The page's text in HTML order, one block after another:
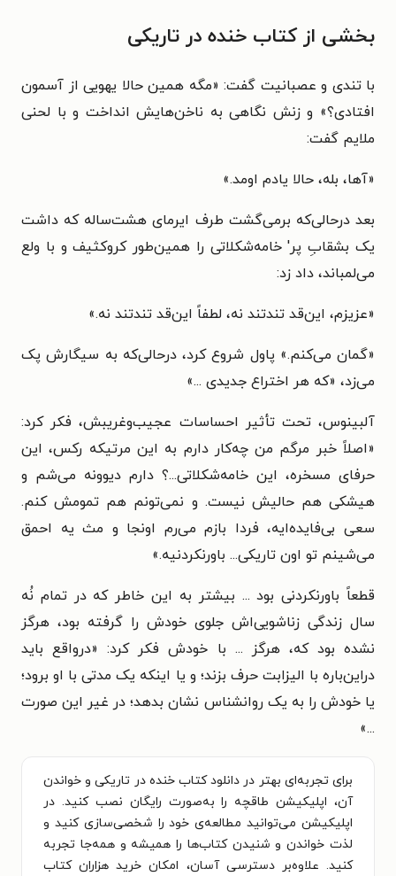
بخشی از کتاب خنده در تاریکی
با تندی و عصبانیت گفت: «مگه همین حالا یهویی از آسمون
افتادی؟» و زنش نگاهی به ناخن‌هایش انداخت و با لحنی
ملایم گفت:
«آها، بله، حالا یادم اومد.»
بعد درحالی‌که برمی‌گشت طرف ایرمای هشت‌ساله که داشت
یک بشقابِ پر' خامه‌شکلاتی را همین‌طور کروکثیف و با ولع
می‌لمباند، داد زد:
«عزیزم، این‌قد تندتند نه، لطفاً این‌قد تندتند نه.»
«گمان می‌کنم.» پاول شروع کرد، درحالی‌که به سیگارش پک
می‌زد، «که هر اختراع جدیدی ...»
آلبینوس، تحت تأثیر احساسات عجیب‌وغریبش، فکر کرد:
«اصلاً خبر مرگم من چه‌کار دارم به این مرتیکه رکس، این
حرفای مسخره، این خامه‌شکلاتی...؟ دارم دیوونه می‌شم و
هیشکی هم حالیش نیست. و نمی‌تونم هم تمومش کنم.
سعی بی‌فایده‌ایه، فردا بازم می‌رم اونجا و مث یه احمق
می‌شینم تو اون تاریکی... باورنکردنیه.»
قطعاً باورنکردنی بود ... بیشتر به این خاطر که در تمام نُه
سال زندگی زناشویی‌اش جلوی خودش را گرفته بود، هرگز
نشده بود که، هرگز ... با خودش فکر کرد: «درواقع باید
دراین‌باره با الیزابت حرف بزند؛ و یا اینکه یک مدتی با او برود؛
یا خودش را به یک روانشناس نشان بدهد؛ در غیر این صورت
...»
برای تجربه‌ای بهتر در دانلود کتاب خنده در تاریکی و خواندن
آن، اپلیکیشن طاقچه را به‌صورت رایگان نصب کنید. در
اپلیکیشن می‌توانید مطالعه‌ی خود را شخصی‌سازی کنید و
لذت خواندن و شنیدن کتاب‌ها را همیشه و همه‌جا تجربه
کنید. علاوه‌بر دسترسی آسان، امکان خرید هزاران کتاب